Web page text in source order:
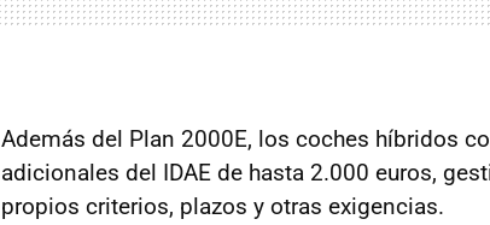
Además del Plan 2000E, los coches híbridos
adicionales del IDAE de hasta 2.000 euros,
propios criterios, plazos y otras exigencias.